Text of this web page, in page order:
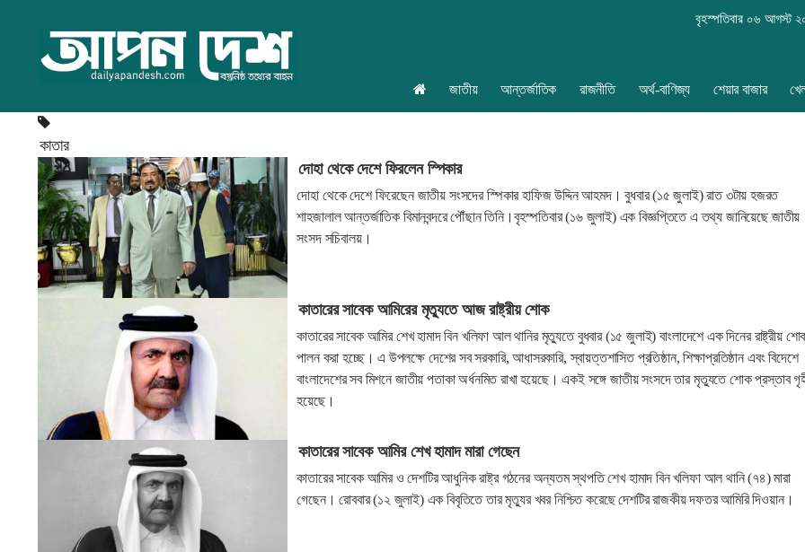
বৃহস্পতিবার ০৬ আগস্ট
জাতীয় আন্তর্জাতিক রাজনীতি অর্থ-বাণিজ্য শেয়ার বাজার
কাতার
দোহা থেকে দেশে ফিরলেন স্পিকার
দোহা থেকে দেশে ফিরেছেন জাতীয় সংসদের স্পিকার হাফিজ উদ্দিন আহমদ। বুধবার (১৫ জুলাই) রাত ৩টায় হজরত
শাহজালাল আন্তর্জাতিক বিমানবন্দরে পৌঁছান তিনি।বৃহস্পতিবার (১৬ জুলাই) এক বিজ্ঞপ্তিতে এ তথ্য জানিয়েছে জাতীয়
সংসদ সচিবালয়।
কাতারের সাবেক আমিরের মৃত্যুতে আজ রাষ্ট্রীয় শোক
কাতারের সাবেক আমির শেখ হামাদ বিন খলিফা আল থানির মৃত্যুতে বুধবার (১৫ জুলাই) বাংলাদেশে এক দিনের রাষ্ট্রীয়
পালন করা হচ্ছে। এ উপলক্ষে দেশের সব সরকারি, আধাসরকারি, স্বায়ত্তশাসিত প্রতিষ্ঠান, শিক্ষাপ্রতিষ্ঠান এবং বিদেশে
বাংলাদেশের সব মিশনে জাতীয় পতাকা অর্ধনমিত রাখা হয়েছে। একই সঙ্গে জাতীয় সংসদে তার মৃত্যুতে শোক প্রস্তাব
হয়েছে।
কাতারের সাবেক আমির শেখ হামাদ মারা গেছেন
কাতারের সাবেক আমির ও দেশটির আধুনিক রাষ্ট্র গঠনের অন্যতম স্থপতি শেখ হামাদ বিন খলিফা আল থানি (৭৪) মারা
গেছেন। রোববার (১২ জুলাই) এক বিবৃতিতে তার মৃত্যুর খবর নিশ্চিত করেছে দেশটির রাজকীয় দফতর আমিরি দিওয়ান।